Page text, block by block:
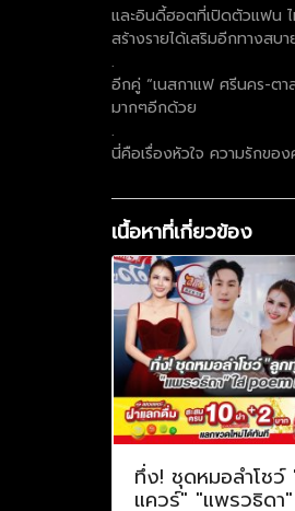
และอินดี้ฮอตที่เปิดตัวแฟน ไ
สร้างรายได้เสริมอีกทางสบา
.
อีกคู่ “เนสกาแฟ ศรีนคร-ตา
มากๆอีกด้วย
.
นี่คือเรื่องหัวใจ ความรักขอ
เนื้อหาที่เกี่ยวข้อง
ทึ่ง! ชุดหมอลำโช
แควร์" "แพรวธิดา